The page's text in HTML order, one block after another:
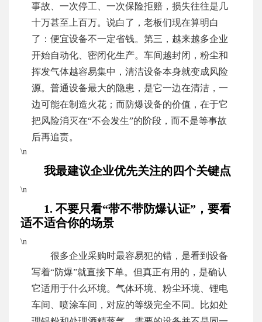
事故、一次停工、一次保险拒赔，损失往往是几
十万甚至上百万。说白了，老板们现在算明白
了：便宜设备不一定省钱。第三，越来越多企业
开始自动化、密闭化生产。车间越封闭，粉尘和
挥发气体越容易集中，清洁设备本身就变成风险
源。普通设备最大的隐患，是它一边在清洁，一
边可能在制造火花；而防爆设备的价值，在于它
把风险消灭在“不会发生”的阶段，而不是等事故
后再追责。
\n
我最建议企业优先关注的四个关键点
\n
1. 不要只看“带不带防爆认证”，要看
适不适合你的场景
\n
很多企业采购时最容易犯的错，是看到设备
写着“防爆”就直接下单。但真正有用的，是确认
它适用于什么环境。气体环境、粉尘环境、锂电
车间、喷涂车间，对应的等级完全不同。比如处